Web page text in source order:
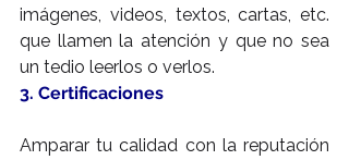
imágenes, videos, textos, cartas, etc.
que llamen la atención y que no sea
un tedio leerlos o verlos.
3. Certificaciones
Amparar tu calidad con la reputación